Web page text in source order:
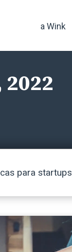
a Wink
para startups